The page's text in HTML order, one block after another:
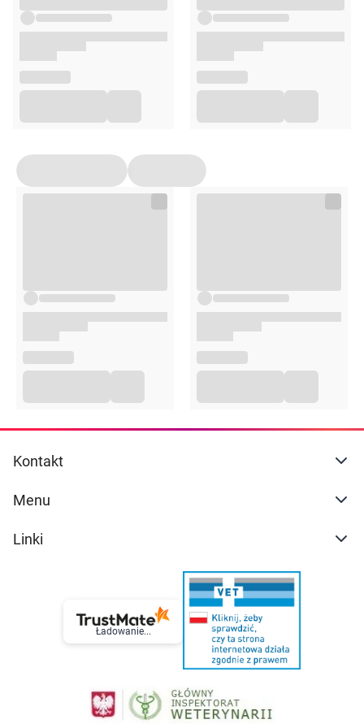
Kontakt
Menu
Linki
Ładowanie...